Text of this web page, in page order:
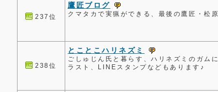
237位
鷹匠ブログ
クマタカで実猟ができる、最後の鷹匠・松
238位
とことこハリネズミ
ごしゅじん氏と暮らす、ハリネズミのガム
ラスト、LINEスタンプなどもあります♪